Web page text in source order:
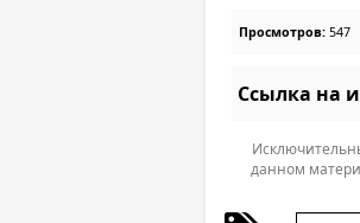
Просмотров: 547
Ссылка на
данном